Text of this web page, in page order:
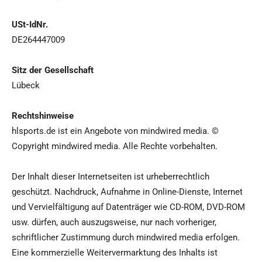
USt-IdNr.
DE264447009
Sitz der Gesellschaft
Lübeck
Rechtshinweise
hlsports.de ist ein Angebote von mindwired media. ©
Copyright mindwired media. Alle Rechte vorbehalten.
Der Inhalt dieser Internetseiten ist urheberrechtlich
geschützt. Nachdruck, Aufnahme in Online-Dienste, Internet
und Vervielfältigung auf Datenträger wie CD-ROM, DVD-ROM
usw. dürfen, auch auszugsweise, nur nach vorheriger,
schriftlicher Zustimmung durch mindwired media erfolgen.
Eine kommerzielle Weitervermarktung des Inhalts ist